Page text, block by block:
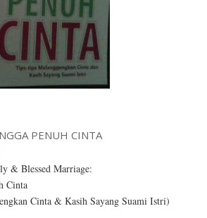
PENUH CINTA
& Blessed Marriage:
Cinta
Cinta & Kasih Sayang Suami Istri)